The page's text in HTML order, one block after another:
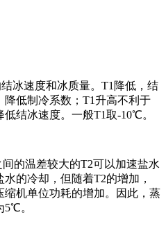
速度和冰质量。T1降低，结
低制冷系数；T1升高不利于
结冰速度。一般T1取-10℃。
的温差较大的T2可以加速盐水
的冷却，但随着T2的增加，
机单位功耗的增加。因此，蒸
5℃。